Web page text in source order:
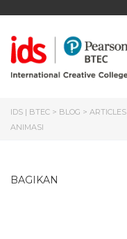
IDS | BTEC > BLOG > ARTICLES
ANIMASI
BAGIKAN